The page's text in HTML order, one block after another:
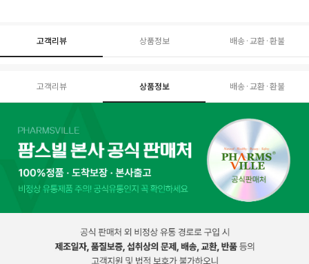
고객리뷰 상품정보 배송·교환·환불
고객리뷰 상품정보 배송·교환·환불